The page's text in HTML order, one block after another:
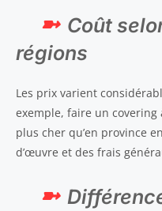
Coût
régions
Les prix varient
exemple, faire un
plus cher qu’en province
d’œuvre et des frais